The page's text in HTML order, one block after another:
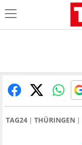
TAG24 THÜRINGEN